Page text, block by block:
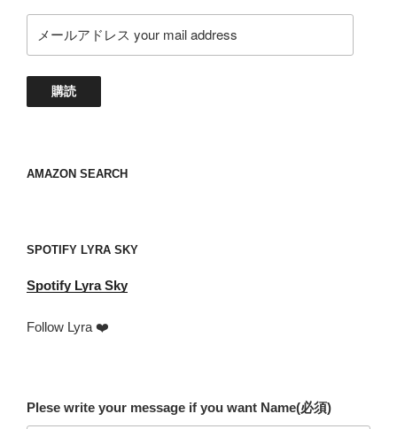
ー
ド
your
購読
AMAZON SEARCH
SPOTIFY LYRA SKY
Spotify Lyra Sky
Follow Lyra ❤️
Plese write your message if you want Name(必須)